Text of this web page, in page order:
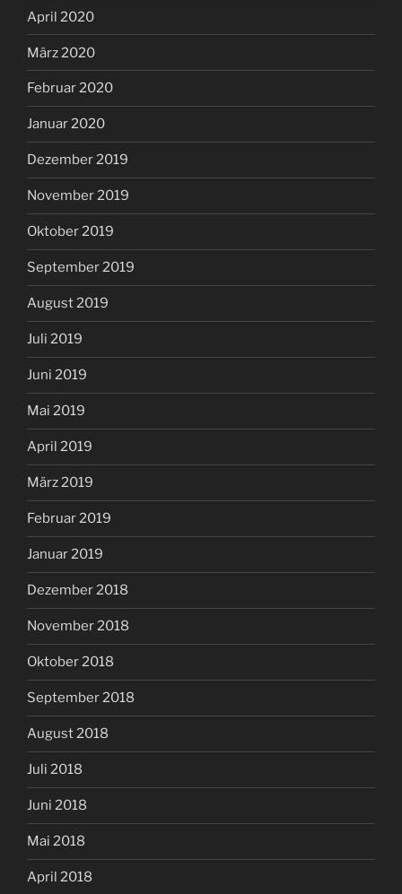
April 2020
März 2020
Februar 2020
Januar 2020
Dezember 2019
November 2019
Oktober 2019
September 2019
August 2019
Juli 2019
Juni 2019
Mai 2019
April 2019
März 2019
Februar 2019
Januar 2019
Dezember 2018
November 2018
Oktober 2018
September 2018
August 2018
Juli 2018
Juni 2018
Mai 2018
April 2018